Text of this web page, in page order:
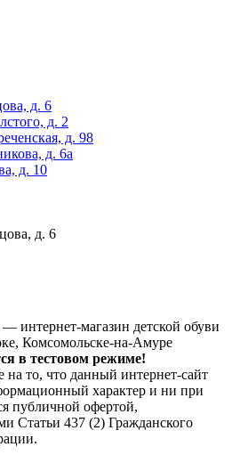
д. 6
д. 2
д. 98
д. 6а
д. 10
д. 6
интернет-магазин детской обуви
Комсомольске-на-Амуре
в тестовом режиме!
то, что данный интернет-сайт
характер и ни при
публичной офертой,
Статьи 437 (2) Гражданского